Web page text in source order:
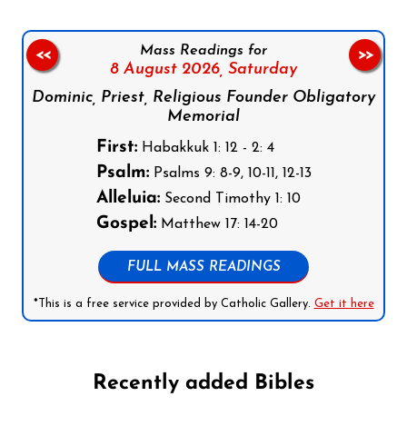
Mass Readings for
8 August 2026, Saturday
Dominic, Priest, Religious Founder Obligatory
Memorial
First:Habakkuk 1: 12 - 2: 4
Psalm:Psalms 9: 8-9, 10-11, 12-13
Alleluia:Second Timothy 1: 10
Gospel:Matthew 17: 14-20
FULL MASS READINGS
*This is a free service provided by Catholic Gallery. Get it here
<< >>
Recently added Bibles